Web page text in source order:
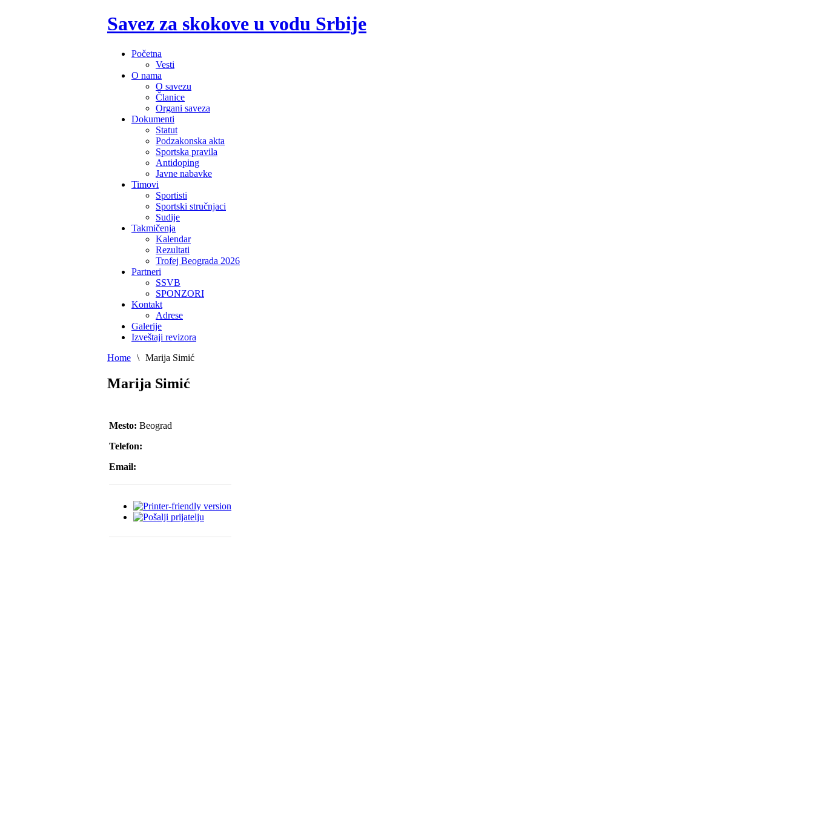
Savez za skokove u vodu Srbije
Početna
Vesti
O nama
O savezu
Članice
Organi saveza
Dokumenti
Statut
Podzakonska akta
Sportska pravila
Antidoping
Javne nabavke
Timovi
Sportisti
Sportski stručnjaci
Sudije
Takmičenja
Kalendar
Rezultati
Trofej Beograda 2026
Partneri
SSVB
SPONZORI
Kontakt
Adrese
Galerije
Izveštaji revizora
Home \ Marija Simić
Marija Simić
Mesto: Beograd
Telefon:
Email: